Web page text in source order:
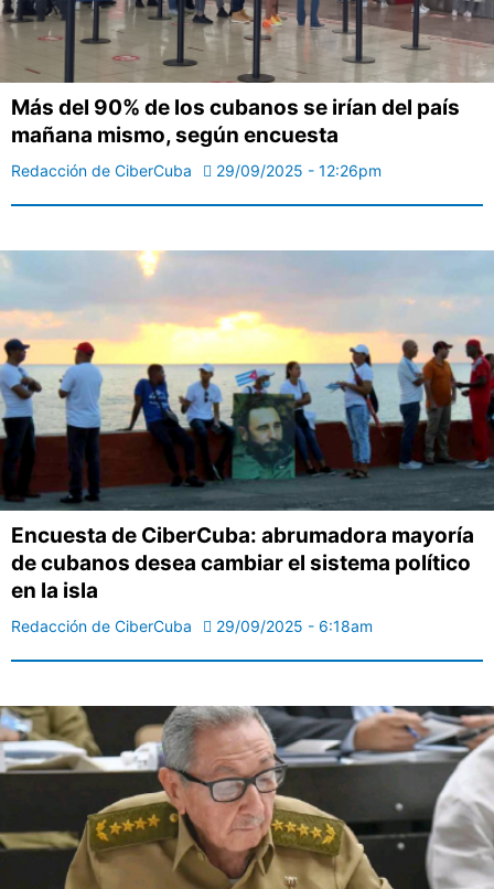
Más del 90% de los cubanos se irían del país
mañana mismo, según encuesta
Redacción de CiberCuba 29/09/2025 - 12:26pm
Encuesta de CiberCuba: abrumadora mayoría
de cubanos desea cambiar el sistema político
en la isla
Redacción de CiberCuba 29/09/2025 - 6:18am